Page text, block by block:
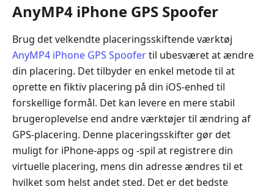
AnyMP4 iPhone GPS Spoofer
Brug det velkendte placeringsskiftende værktøj
AnyMP4 iPhone GPS Spoofertil ubesværet at ændre
din placering. Det tilbyder en enkel metode til at
oprette en fiktiv placering på din iOS-enhed til
forskellige formål. Det kan levere en mere stabil
brugeroplevelse end andre værktøjer til ændring af
GPS-placering. Denne placeringsskifter gør det
muligt for iPhone-apps og -spil at registrere din
virtuelle placering, mens din adresse ændres til et
hvilket som helst andet sted. Det er det bedste